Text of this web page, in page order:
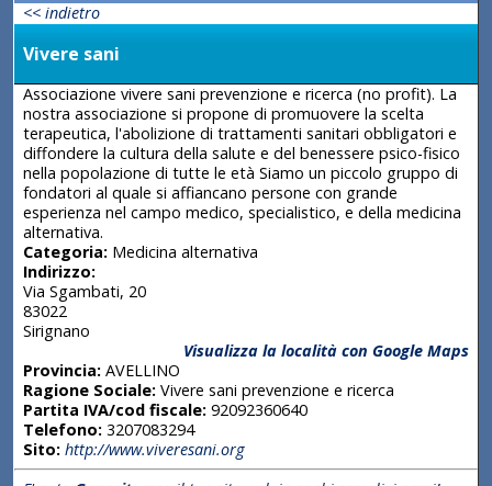
<< indietro
Vivere sani
Associazione vivere sani prevenzione e ricerca (no profit). La
nostra associazione si propone di promuovere la scelta
terapeutica, l'abolizione di trattamenti sanitari obbligatori e
diffondere la cultura della salute e del benessere psico-fisico
nella popolazione di tutte le età Siamo un piccolo gruppo di
fondatori al quale si affiancano persone con grande
esperienza nel campo medico, specialistico, e della medicina
alternativa.
Categoria:Medicina alternativa
Indirizzo:
Via Sgambati, 20
83022
Sirignano
Visualizza la località con Google Maps
Provincia:AVELLINO
Ragione Sociale:Vivere sani prevenzione e ricerca
Partita IVA/cod fiscale:92092360640
Telefono:3207083294
Sito: http://www.viveresani.org